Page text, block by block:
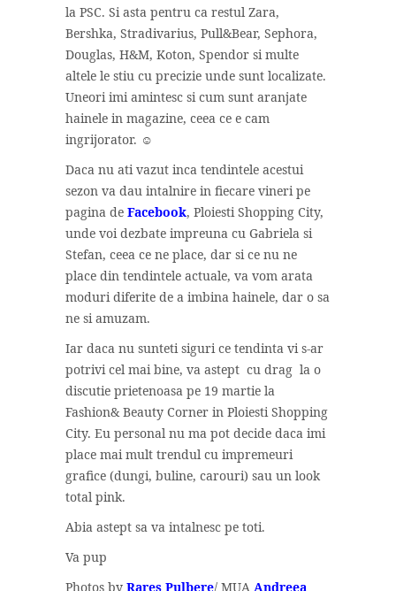
la PSC. Si asta pentru ca restul Zara,
Bershka, Stradivarius, Pull&Bear, Sephora,
Douglas, H&M, Koton, Spendor si multe
altele le stiu cu precizie unde sunt localizate.
Uneori imi amintesc si cum sunt aranjate
hainele in magazine, ceea ce e cam
ingrijorator. ☺
Daca nu ati vazut inca tendintele acestui
sezon va dau intalnire in fiecare vineri pe
pagina de Facebook, Ploiesti Shopping City,
unde voi dezbate impreuna cu Gabriela si
Stefan, ceea ce ne place, dar si ce nu ne
place din tendintele actuale, va vom arata
moduri diferite de a imbina hainele, dar o sa
ne si amuzam.
Iar daca nu sunteti siguri ce tendinta vi s-ar
potrivi cel mai bine, va astept cu drag la o
discutie prietenoasa pe 19 martie la
Fashion& Beauty Corner in Ploiesti Shopping
City. Eu personal nu ma pot decide daca imi
place mai mult trendul cu impremeuri
grafice (dungi, buline, carouri) sau un look
total pink.
Abia astept sa va intalnesc pe toti.
Va pup
Photos by Rares Pulbere/ MUA Andreea